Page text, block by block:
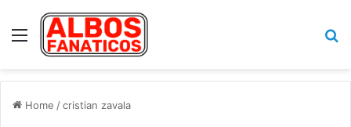
Menu
Home /cristian zavala